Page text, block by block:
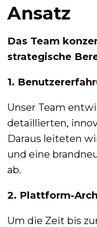
Ansatz
Das Team
strategische
1.
Unser Team
detaillierten,
Daraus leiteten
und eine
ab.
2. Plattform-
Um die Zeit bis